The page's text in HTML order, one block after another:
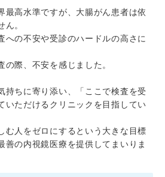
最高水準ですが、大腸がん患者は依
ん。
への不安や受診のハードルの高さに
際、不安を感じました。
持ちに寄り添い、「ここで検査を受
いただけるクリニックを目指してい
む人をゼロにするという大きな目標
善の内視鏡医療を提供してまいりま